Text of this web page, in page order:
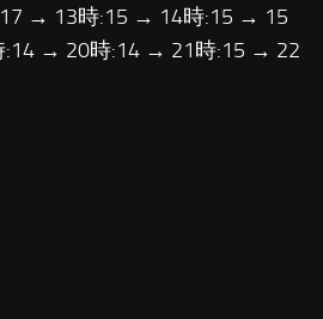
→ 13時:15 → 14時:15 → 15
→ 20時:14 → 21時:15 → 22